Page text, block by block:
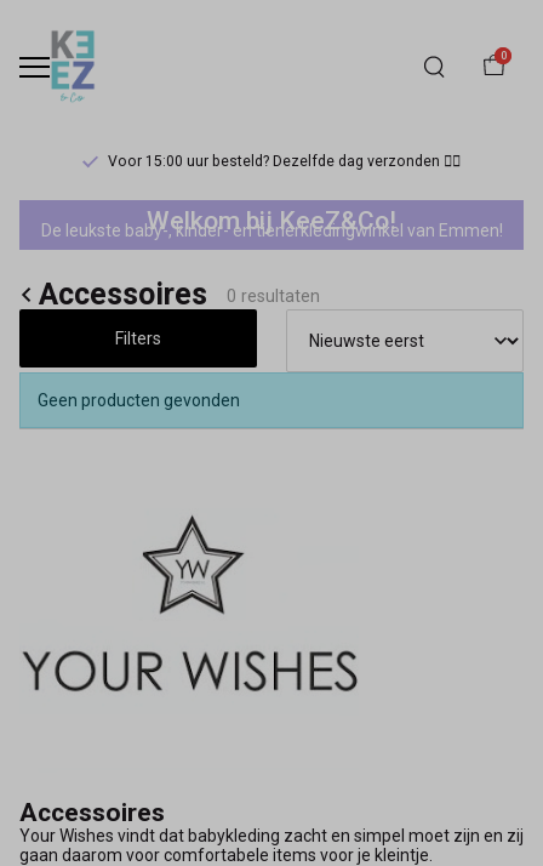
0
Voor 15:00 uur besteld? Dezelfde dag verzonden 🏃‍♀️
Accessoires
Keez&Co
Welkom bij KeeZ&Co!
De leukste baby-, kinder- en tienerkledingwinkel van Emmen!
Accessoires 0 resultaten
Filters
Geen producten gevonden
Accessoires
Your Wishes vindt dat babykleding zacht en simpel moet zijn en zij
gaan daarom voor comfortabele items voor je kleintje.